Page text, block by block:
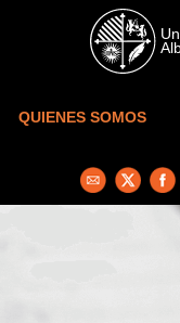
Skip to main content
QUIENES SOMOS